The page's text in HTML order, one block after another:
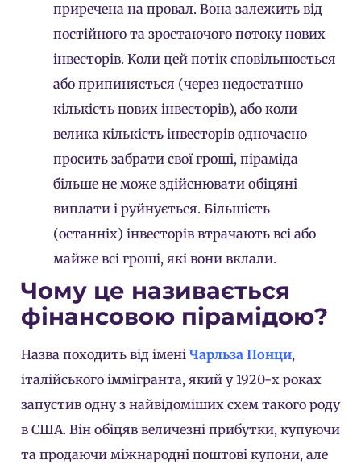
приречена на провал. Вона залежить від
постійного та зростаючого потоку нових
інвесторів. Коли цей потік сповільнюється
або припиняється (через недостатню
кількість нових інвесторів), або коли
велика кількість інвесторів одночасно
просить забрати свої гроші, піраміда
більше не може здійснювати обіцяні
виплати і руйнується. Більшість
(останніх) інвесторів втрачають всі або
майже всі гроші, які вони вклали.
Чому це називається
фінансовою пірамідою?
Назва походить від імені Чарльза Понци,
італійського іммігранта, який у 1920-х роках
запустив одну з найвідоміших схем такого роду
в США. Він обіцяв величезні прибутки, купуючи
та продаючи міжнародні поштові купони, але